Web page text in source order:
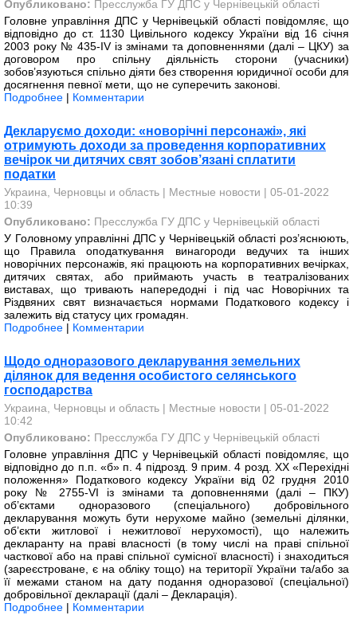
Опубликовано: Пресслужба ГУ ДПС у Чернівецькій області
Головне управління ДПС у Чернівецькій області повідомляє, що
відповідно до ст. 1130 Цивільного кодексу України від 16 січня
2003 року № 435-IV із змінами та доповненнями (далі – ЦКУ) за
договором про спільну діяльність сторони (учасники)
зобов’язуються спільно діяти без створення юридичної особи для
досягнення певної мети, що не суперечить законові.
Подробнее | Комментарии
Декларуємо доходи: «новорічні персонажі», які
отримують доходи за проведення корпоративних
вечірок чи дитячих свят зобов’язані сплатити
податки
Украина, Черновцы и область | Местные новости | 05-01-2022
10:39
Опубликовано: Пресслужба ГУ ДПС у Чернівецькій області
У Головному управлінні ДПС у Чернівецькій області роз’яснюють,
що Правила оподаткування винагороди ведучих та інших
новорічних персонажів, які працюють на корпоративних вечірках,
дитячих святах, або приймають участь в театралізованих
виставах, що тривають напередодні і під час Новорічних та
Різдвяних свят визначається нормами Податкового кодексу і
залежить від статусу цих громадян.
Подробнее | Комментарии
Щодо одноразового декларування земельних
ділянок для ведення особистого селянського
господарства
Украина, Черновцы и область | Местные новости | 05-01-2022
10:42
Опубликовано: Пресслужба ГУ ДПС у Чернівецькій області
Головне управління ДПС у Чернівецькій області повідомляє, що
відповідно до п.п. «б» п. 4 підрозд. 9 прим. 4 розд. ХХ «Перехідні
положення» Податкового кодексу України від 02 грудня 2010
року № 2755-VІ із змінами та доповненнями (далі – ПКУ)
об’єктами одноразового (спеціального) добровільного
декларування можуть бути нерухоме майно (земельні ділянки,
об’єкти житлової і нежитлової нерухомості), що належить
декларанту на праві власності (в тому числі на праві спільної
часткової або на праві спільної сумісної власності) і знаходиться
(зареєстроване, є на обліку тощо) на території України та/або за
її межами станом на дату подання одноразової (спеціальної)
добровільної декларації (далі – Декларація).
Подробнее | Комментарии